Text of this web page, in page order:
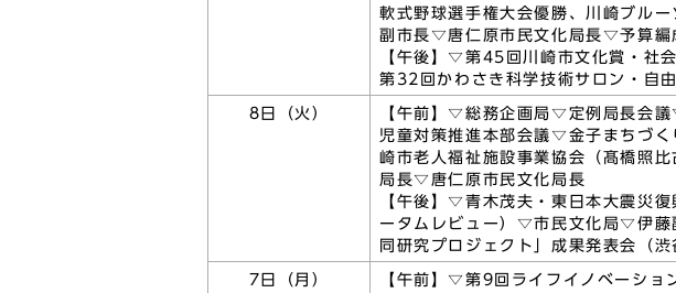
軟式野球選手権大会優勝、川崎ブル
副市長▽唐仁原市民文化局長▽予算編
【午後】▽第45回川崎市文化賞・社
第32回かわさき科学技術サロン・自
8日（火）
【午前】▽総務企画局▽定例局長会
児童対策推進本部会議▽金子まちづ
崎市老人福祉施設事業協会（髙橋照
局長▽唐仁原市民文化局長
【午後】▽青木茂夫・東日本大震災
ータムレビュー）▽市民文化局▽伊藤
同研究プロジェクト」成果発表会（渋
7日（月）
【午前】▽第9回ライフイノベーシ